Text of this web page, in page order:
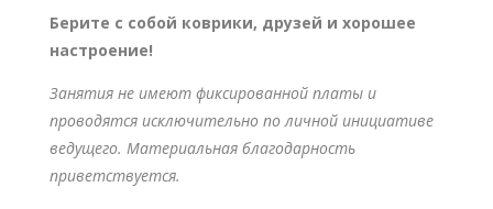
Берите с собой коврики, друзей и хорошее
настроение!
Занятия не имеют фиксированной платы и
проводятся исключительно по личной инициативе
ведущего. Материальная благодарность
приветствуется.